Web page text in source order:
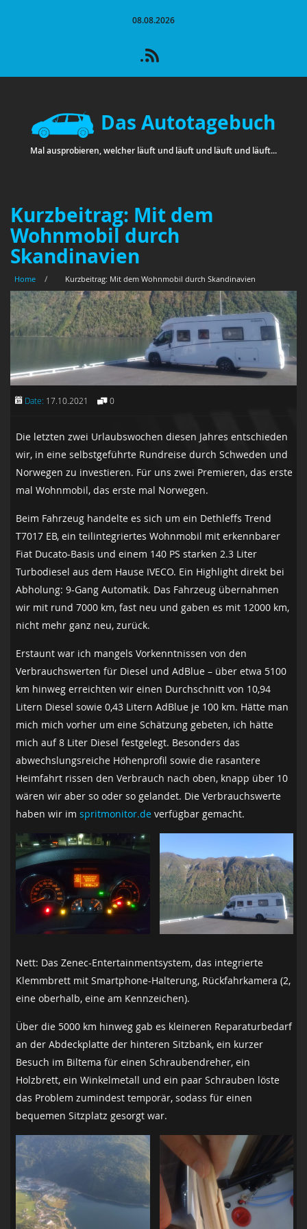
08.08.2026
Das Autotagebuch
Mal ausprobieren, welcher läuft und läuft und läuft und läuft...
Kurzbeitrag: Mit dem
Wohnmobil durch
Skandinavien
Home / Kurzbeitrag: Mit dem Wohnmobil durch Skandinavien
Date: 17.10.2021 0
Die letzten zwei Urlaubswochen diesen Jahres entschieden
wir, in eine selbstgeführte Rundreise durch Schweden und
Norwegen zu investieren. Für uns zwei Premieren, das erste
mal Wohnmobil, das erste mal Norwegen.
Beim Fahrzeug handelte es sich um ein Dethleffs Trend
T7017 EB, ein teilintegriertes Wohnmobil mit erkennbarer
Fiat Ducato-Basis und einem 140 PS starken 2.3 Liter
Turbodiesel aus dem Hause IVECO. Ein Highlight direkt bei
Abholung: 9-Gang Automatik. Das Fahrzeug übernahmen
wir mit rund 7000 km, fast neu und gaben es mit 12000 km,
nicht mehr ganz neu, zurück.
Erstaunt war ich mangels Vorkenntnissen von den
Verbrauchswerten für Diesel und AdBlue – über etwa 5100
km hinweg erreichten wir einen Durchschnitt von 10,94
Litern Diesel sowie 0,43 Litern AdBlue je 100 km. Hätte man
mich mich vorher um eine Schätzung gebeten, ich hätte
mich auf 8 Liter Diesel festgelegt. Besonders das
abwechslungsreiche Höhenprofil sowie die rasantere
Heimfahrt rissen den Verbrauch nach oben, knapp über 10
wären wir aber so oder so gelandet. Die Verbrauchswerte
haben wir im spritmonitor.de verfügbar gemacht.
Nett: Das Zenec-Entertainmentsystem, das integrierte
Klemmbrett mit Smartphone-Halterung, Rückfahrkamera (2,
eine oberhalb, eine am Kennzeichen).
Über die 5000 km hinweg gab es kleineren Reparaturbedarf
an der Abdeckplatte der hinteren Sitzbank, ein kurzer
Besuch im Biltema für einen Schraubendreher, ein
Holzbrett, ein Winkelmetall und ein paar Schrauben löste
das Problem zumindest temporär, sodass für einen
bequemen Sitzplatz gesorgt war.